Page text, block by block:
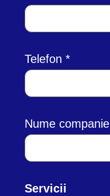
Telefon
Nume companie
Servicii